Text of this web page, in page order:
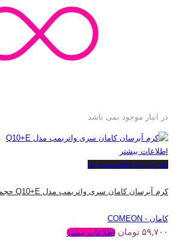
در انبار موجود نمی باشد
اطلاعات بیشتر
افزودن به علاقه مندی ها
کرم آبرسان کامان سری واتربمب مدل Q10+E حجم 200 میلی لیتر
کامان - COMEON
۵۹,۷۰۰ تومان اطلاعات بیشتر